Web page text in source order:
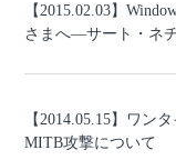
【2015.02.03】
さまへ―サート・ネ
【2014.05.15】ワン
MITB攻撃について